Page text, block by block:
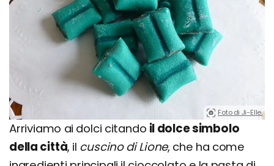
Foto di Ji-Elle.
Arriviamo ai dolci citando il dolce simbolo
della città, il cuscino di Lione, che ha come